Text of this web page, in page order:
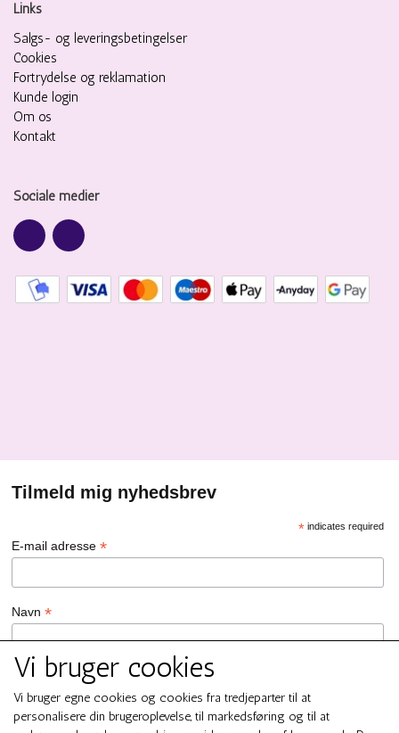
Links
Salgs- og leveringsbetingelser
Cookies
Fortrydelse og reklamation
Kunde login
Om os
Kontakt
Sociale medier
Vi bruger cookies
Vi bruger egne cookies og cookies fra tredjeparter til at
personalisere din brugeroplevelse, til markedsføring og til at
Tilmeld mig nyhedsbrev
*indicates required
E-mail adresse*
Navn*
GDPR Persondata/Privatlivspolitik
Ja tak, jeg vil gerne tilmeldes nyhedsbrevet hos SMUK by GREN
Ja tak